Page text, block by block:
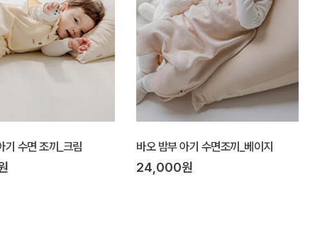
기 수면 조끼_크림 바오 밤부 아기 수면조끼_베이지
24,000원